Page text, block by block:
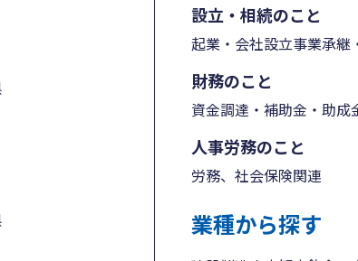
設立・相続のこと
起業・会社設立事業承継
財務のこと
資金調達・補助金・助成
人事労務のこと
労務、社会保険関連
業種から探す